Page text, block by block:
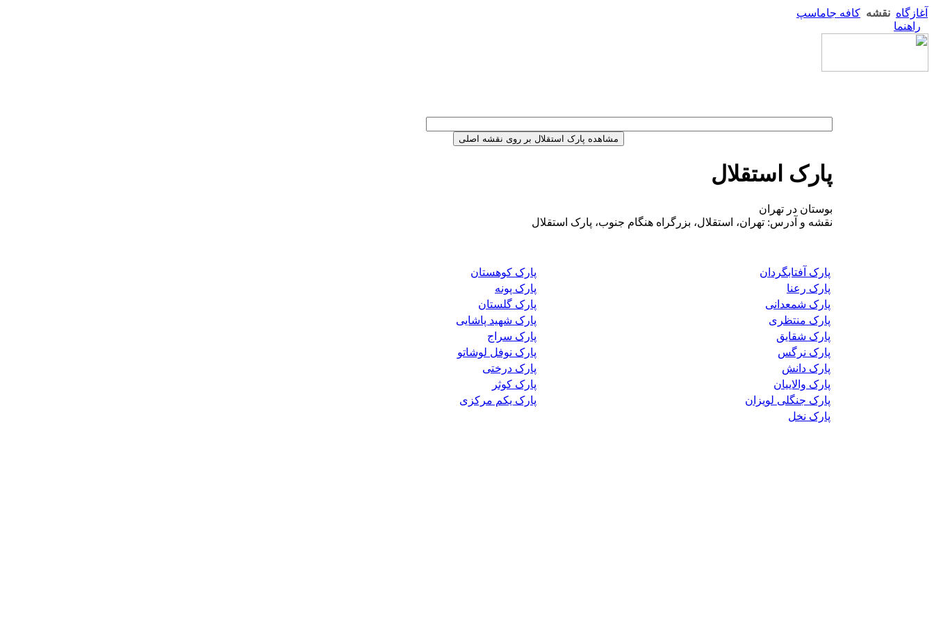
آغازگاه نقشه کافه جاماسپ
راهنما
پارک استقلال
بوستان در تهران
نقشه و آدرس: تهران، استقلال، بزرگراه هنگام جنوب، پارک استقلال
پارک آفتابگردان
پارک کوهستان
پارک رعنا
پارک پونه
پارک شمعدانی
پارک گلستان
پارک منتظری
پارک شهید پاشایی
پارک شقایق
پارک سراج
پارک نرگس
پارک نوفل لوشاتو
پارک دانش
پارک درختی
پارک والاییان
پارک کوثر
پارک جنگلی لویزان
پارک یکم مرکزی
پارک نخل